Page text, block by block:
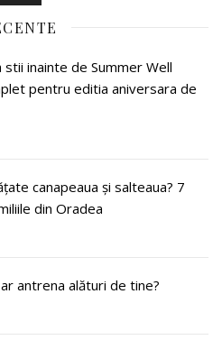
inainte de Summer Well
pentru editia aniversara de
canapeaua și salteaua? 7
din Oradea
antrena alături de tine?